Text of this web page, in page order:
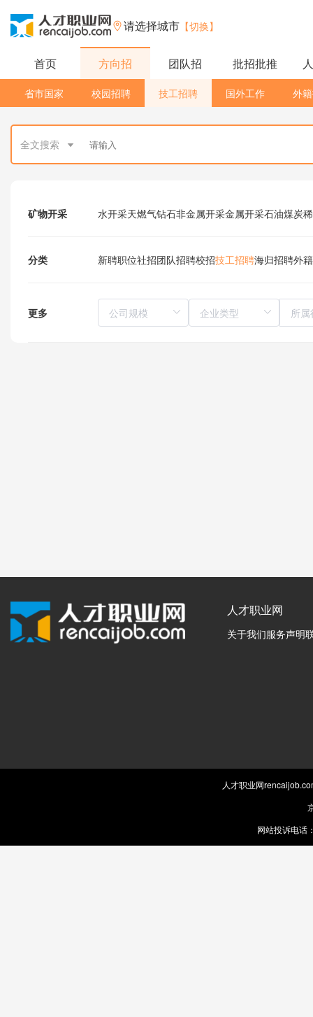
请选择城市 【切换】
首页 方向招 团队招 批招批推
省市国家 校园招聘 技工招聘 国外工作 外
全文搜索
矿物开采 水开采天燃气钻石非金属开采金属开采石油煤炭
分类 新聘职位社招团队招聘校招技工招聘海归招聘外
更多 所
人才职业网
关于我们服务声明
人才职业网
网站投诉电话